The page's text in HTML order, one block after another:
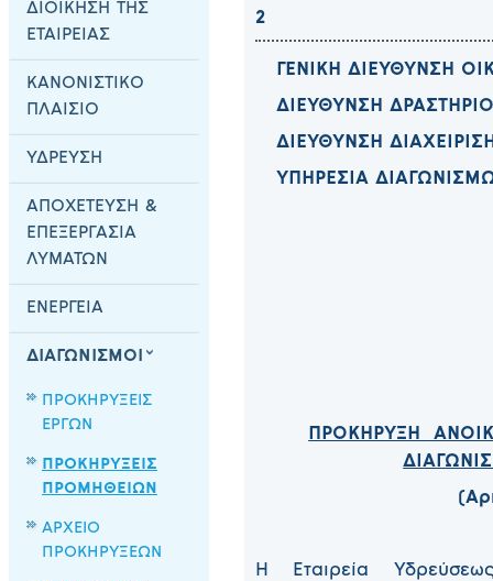
ΔΙΟΙΚΗΣΗ ΤΗΣ
ΕΤΑΙΡΕΙΑΣ
ΚΑΝΟΝΙΣΤΙΚΟ
ΠΛΑΙΣΙΟ
ΥΔΡΕΥΣΗ
ΑΠΟΧΕΤΕΥΣΗ &
ΕΠΕΞΕΡΓΑΣΙΑ
ΛΥΜΑΤΩΝ
ΕΝΕΡΓΕΙΑ
ΔΙΑΓΩΝΙΣΜΟΙ
ΠΡΟΚΗΡΥΞΕΙΣ
ΕΡΓΩΝ
ΠΡΟΚΗΡΥΞΕΙΣ
ΠΡΟΜΗΘΕΙΩΝ
ΑΡΧΕΙΟ
ΠΡΟΚΗΡΥΞΕΩΝ
2
ΓΕΝΙΚΗ ΔΙΕΥΘΥΝΣΗ
ΔΙΕΥΘΥΝΣΗ
ΔI ΕΥΘΥΝΣΗ
Y ΠΗΡΕΣΙΑ
ΠΡΟΚΗΡΥΞΗ
Η Εταιρεία